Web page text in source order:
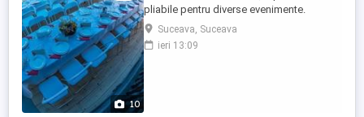
10
pliabile pentru diverse evenimente.
Suceava, Suceava
ieri 13:09